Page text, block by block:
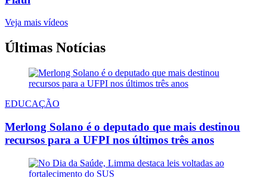
Veja mais vídeos
Últimas Notícias
EDUCAÇÃO
Merlong Solano é o deputado que mais destinou
recursos para a UFPI nos últimos três anos